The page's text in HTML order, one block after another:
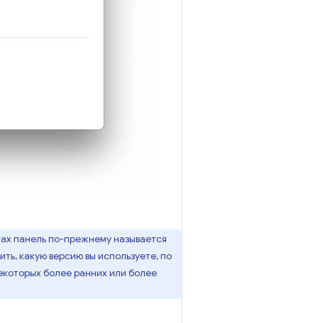
панель по-прежнему называется
какую версию вы используете, по
более ранних или более